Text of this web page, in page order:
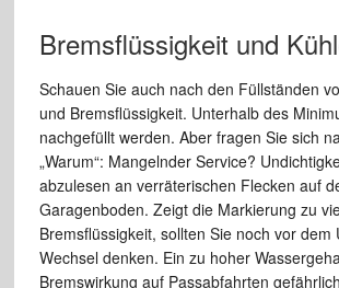
Bremsflüssigkeit und
Schauen Sie auch nach den Füllständen
und Bremsflüssigkeit. Unterhalb des
nachgefüllt werden. Aber fragen Sie sich
„Warum“: Mangelnder Service?
abzulesen an verräterischen Flecken auf
Garagenboden. Zeigt die Markierung zu
Bremsflüssigkeit, sollten Sie noch vor dem
Wechsel denken. Ein zu hoher
Bremswirkung auf Passabfahrten gefährlich